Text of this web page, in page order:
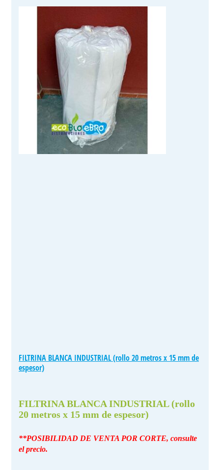
FILTRINA BLANCA INDUSTRIAL (rollo 20 metros x 15 mm de
espesor)
FILTRINA BLANCA INDUSTRIAL (rollo
20 metros x 15 mm de espesor)
**POSIBILIDAD DE VENTA POR CORTE, consulte
el precio.